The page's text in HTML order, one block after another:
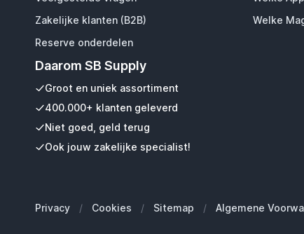
Zakelijke klanten (B2B)
Reserve onderdelen
Daarom SB Supply
Groot en uniek assortiment
400.000+ klanten geleverd
Niet goed, geld terug
Ook jouw zakelijke specialist!
Welke
Privacy / Cookies / Sitemap / Algemene